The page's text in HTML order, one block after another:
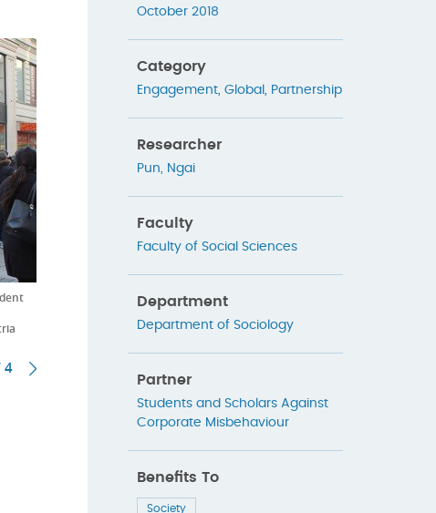
4
October 2018
Category
Engagement, Global , Partnership
Researcher
Pun, Ngai
Faculty
Faculty of Social Sciences
Department
Department of Sociology
Partner
Students and Scholars Against
Corporate Misbehaviour
Benefits To
Society